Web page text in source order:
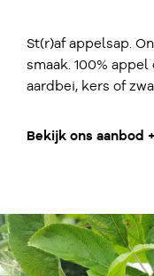
St(r)af appelsap.
smaak. 100%
aardbei, kers of
Bekijk ons aanbod +